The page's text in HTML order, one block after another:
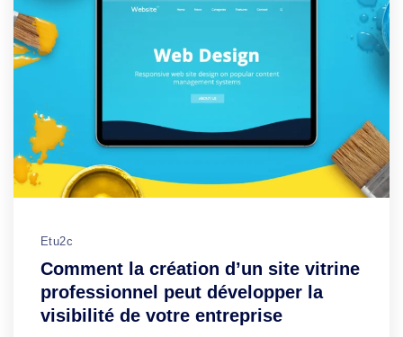
Etu2c
Comment la création d’un site vitrine
professionnel peut développer la
visibilité de votre entreprise